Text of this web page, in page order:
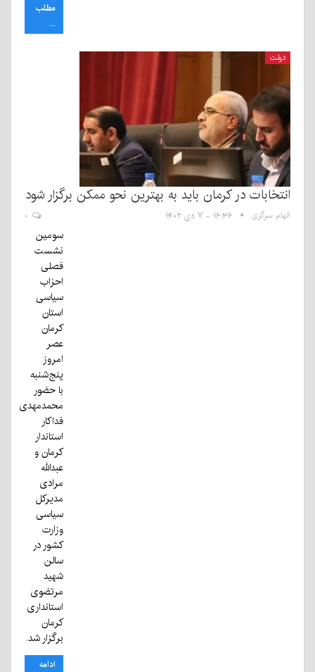
مطلب
...
دولت
انتخابات در کرمان باید به بهترین نحو ممکن برگزار شود
الهام سرگزی ۱۶:۳۶ - ۷ دی ۱۴۰۲
سومین
نشست
فصلی
احزاب
سیاسی
استان
کرمان
عصر
امروز
پنج‌شنبه
با حضور
محمدمهدی
فداکار
استاندار
کرمان و
عبدالله
مرادی
مدیرکل
سیاسی
وزارت
کشور در
سالن
شهید
مرتضوی
استانداری
کرمان
برگزار شد.
ادامه